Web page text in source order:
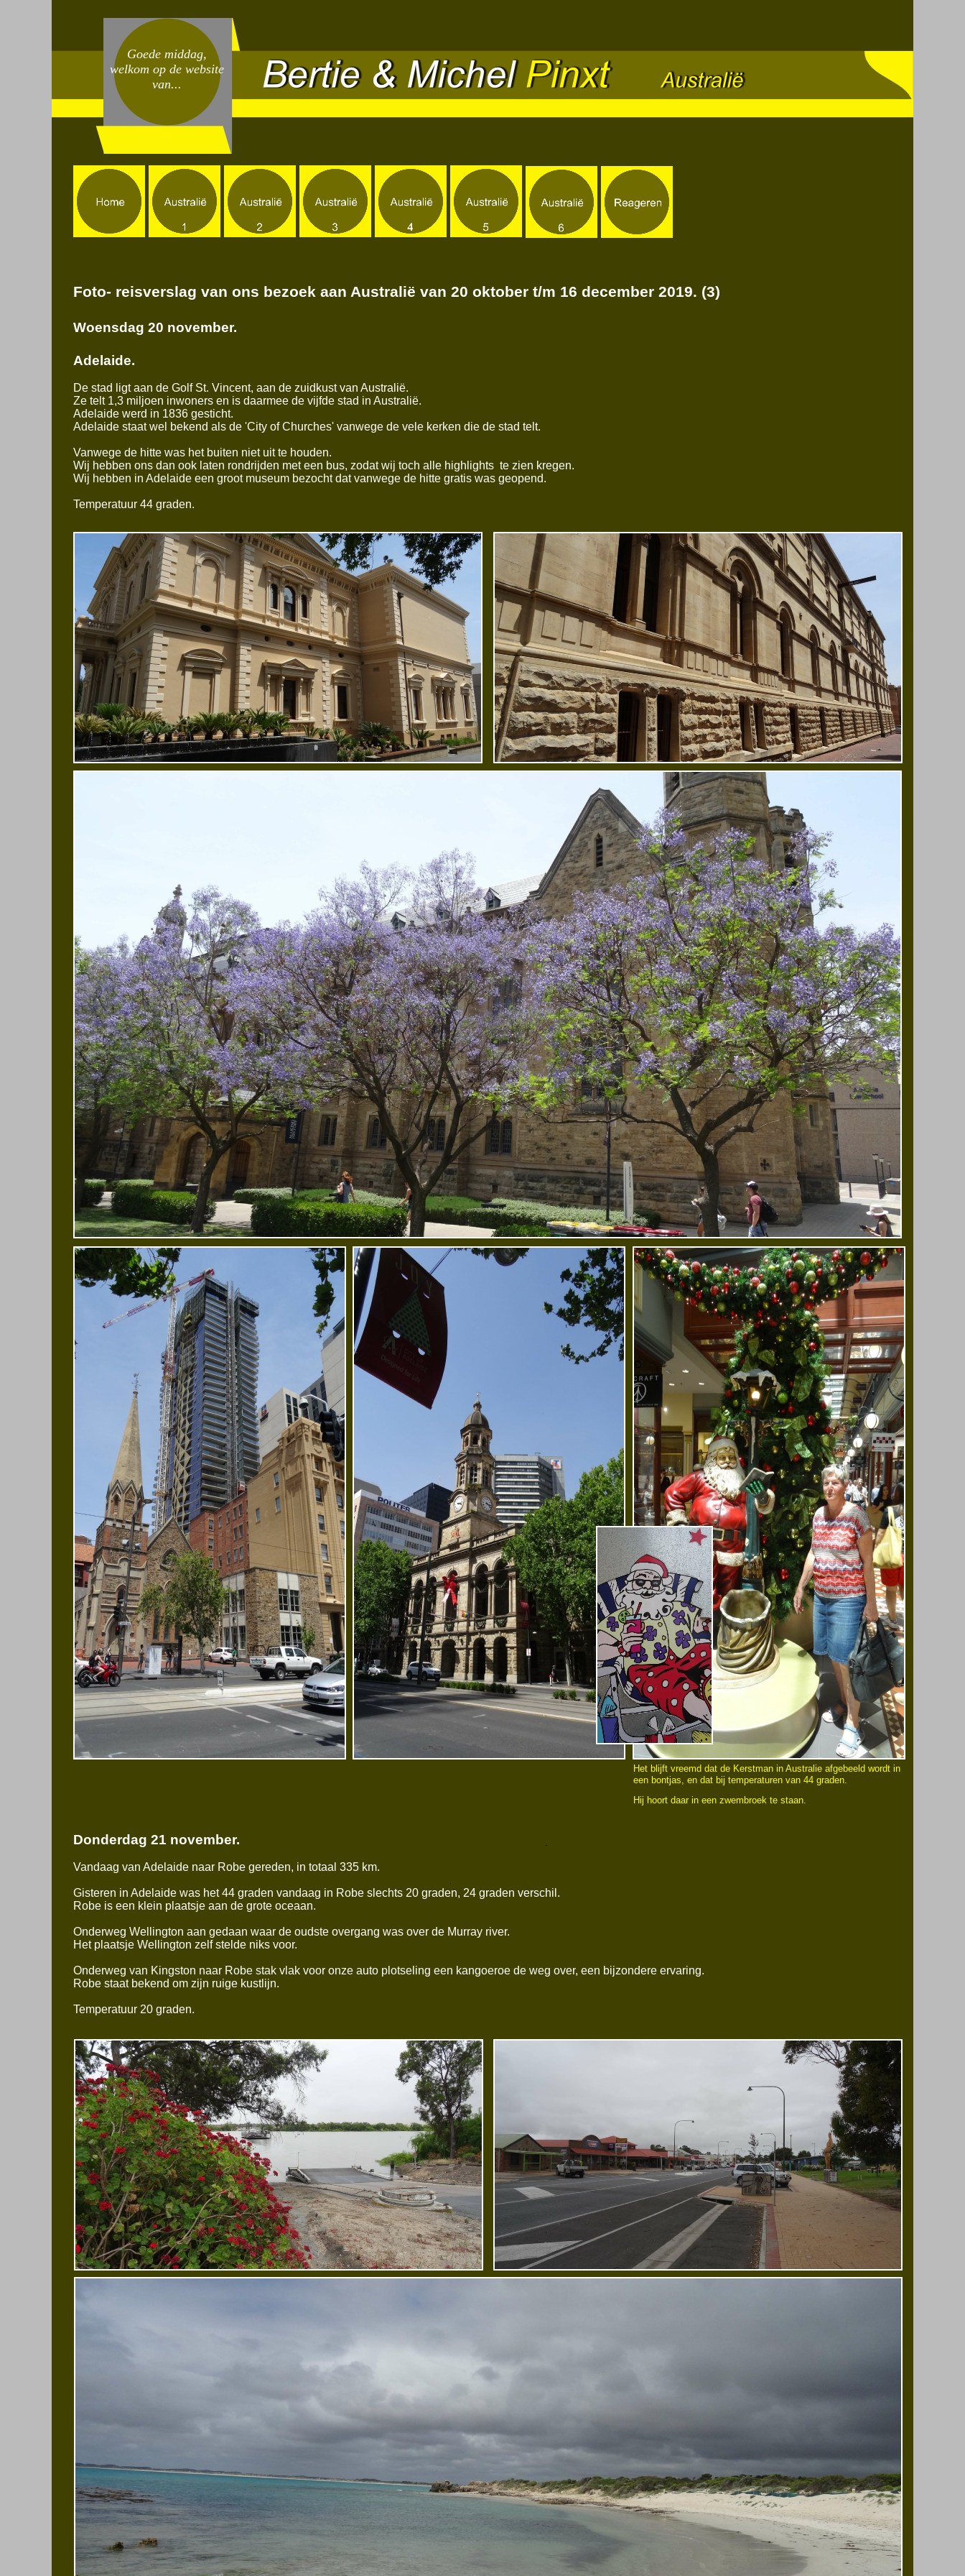
Woensdag 20 november.
Adelaide.
De stad ligt aan de Golf St. Vincent, aan de zuidkust van Australië.
Ze telt 1,3 miljoen inwoners en is daarmee de vijfde stad in Australië.
Adelaide werd in 1836 gesticht.
Adelaide staat wel bekend als de 'City of Churches' vanwege de vele kerken die de stad telt.
Vanwege de hitte was het buiten niet uit te houden.
Wij hebben ons dan ook laten rondrijden met een bus, zodat wij toch alle highlights te zien kregen.
Wij hebben in Adelaide een groot museum bezocht dat vanwege de hitte gratis was geopend.
Temperatuur 44 graden.
Het blijft vreemd dat de Kerstman in Australie afgebeeld wordt in
een bontjas, en dat bij temperaturen van 44 graden.
Hij hoort daar in een zwembroek te staan.
Donderdag 21 november.
Vandaag van Adelaide naar Robe gereden, in totaal 335 km.
Gisteren in Adelaide was het 44 graden vandaag in Robe slechts 20 graden, 24 graden verschil.
Robe is een klein plaatsje aan de grote oceaan.
Onderweg Wellington aan gedaan waar de oudste overgang was over de Murray river.
Het plaatsje Wellington zelf stelde niks voor.
Onderweg van Kingston naar Robe stak vlak voor onze auto plotseling een kangoeroe de weg over, een bijzondere ervaring.
Robe staat bekend om zijn ruige kustlijn.
Temperatuur 20 graden.
Foto- reisverslag van ons bezoek aan Australië van 20 oktober t/m 16 december 2019. (3)
Goede middag,
welkom op de website
van...